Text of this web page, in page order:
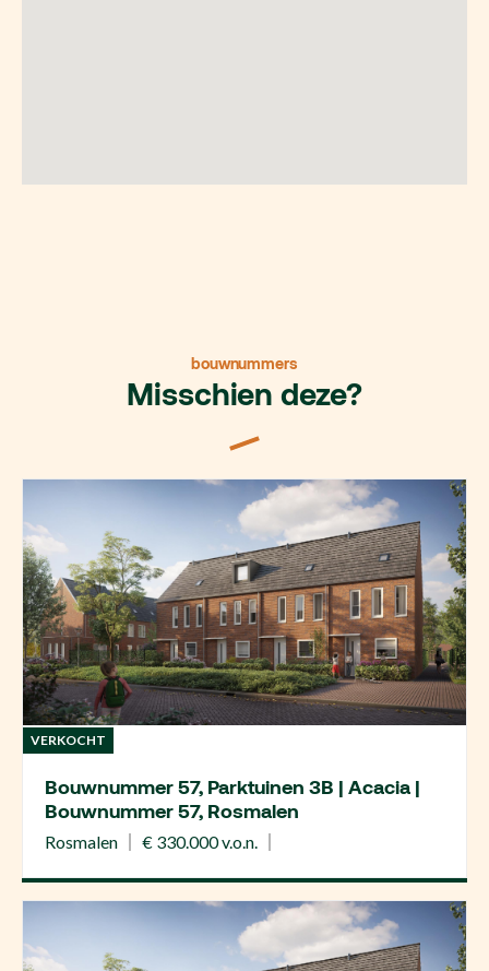
bouwnummers
Misschien deze?
VERKOCHT
Bouwnummer 57, Parktuinen 3B | Acacia |
Bouwnummer 57, Rosmalen
Rosmalen € 330.000 v.o.n.